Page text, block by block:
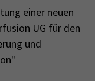
einer neuen
UG für den
und